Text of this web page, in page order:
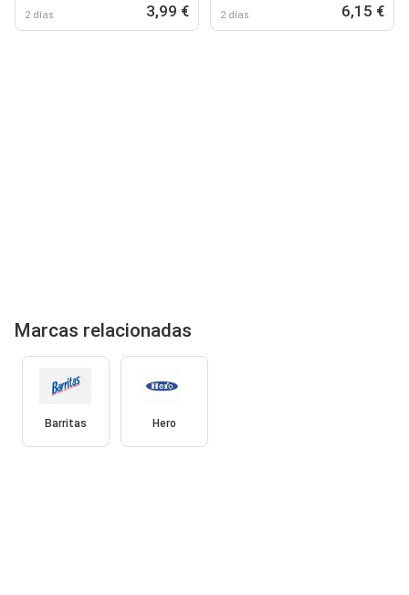
2 días 3,99 € 2 días 6,15 €
Marcas relacionadas
Barritas Hero